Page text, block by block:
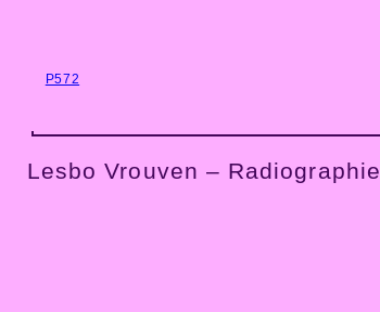
P572
Lesbo Vrouven –